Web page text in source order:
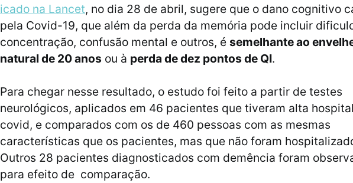
icado na Lancet, no dia 28 de abril, sugere que o dano cognitivo
pela Covid-19, que além da perda da memória pode incluir
concentração, confusão mental e outros, é semelhante ao
natural de 20 anos ou à perda de dez pontos de QI.
Para chegar nesse resultado, o estudo foi feito a partir de testes
neurológicos, aplicados em 46 pacientes que tiveram alta
covid, e comparados com os de 460 pessoas com as mesmas
características que os pacientes, mas que não foram
Outros 28 pacientes diagnosticados com demência foram
para efeito de comparação.